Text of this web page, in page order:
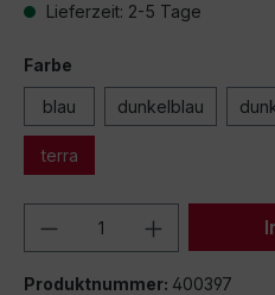
Lieferzeit: 2-5 Tage
Farbe
blau dunkelblau
terra
Produkt Anzahl:
Produktnummer: 400397